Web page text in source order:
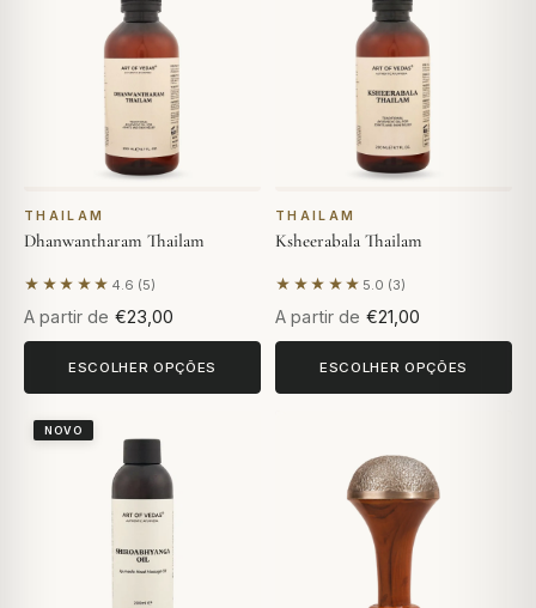
THAILAM
Dhanwantharam Thailam
★★★★★ 4.6 (5)
Com base em 5 avaliações
A partir de €23,00
ESCOLHER OPÇÕES
THAILAM
Ksheerabala Thailam
★★★★★ 5.0 (3)
Com base em 3 avaliações
A partir de €21,00
ESCOLHER OPÇÕES
NOVO